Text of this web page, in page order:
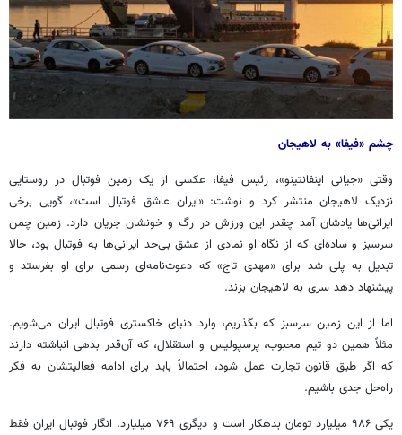
چشم «فیفا» به لاهیجان
وقتی «جیانی اینفانتینو»، رئیس فیفا، عکسی از یک زمین فوتبال در روستایی
نزدیک لاهیجان منتشر کرد و نوشت: «ایران عاشق فوتبال است»، گویی برخی
ایرانی‌ها یادشان آمد چقدر این ورزش در رگ و خونشان جریان دارد. زمین چمن
سرسبز و ساده‌ای که از نگاه او نمادی از عشق بی‌حد ایرانی‌ها به فوتبال بود، حالا
تبدیل به پلی شد برای «مهدی تاج» که دعوت‌نامه‌ای رسمی برای او بفرستد و
پیشنهاد دهد سری به لاهیجان بزند.
اما از این زمین سرسبز که بگذریم، وارد دنیای خاکستری فوتبال ایران می‌شویم.
مثلاً همین دو تیم محبوب، پرسپولیس و استقلال، که آن‌قدر بدهی انباشته دارند
که اگر طبق قانون تجارت عمل شود، احتمالاً باید برای ادامه فعالیتشان به فکر
راه‌حل جدی باشیم.
یکی ۹۸۶ میلیارد تومان بدهکار است و دیگری ۷۶۹ میلیارد. انگار فوتبال ایران فقط